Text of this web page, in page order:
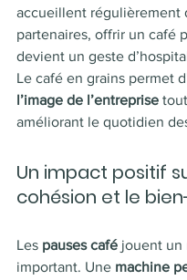
accueillent régulièrement
partenaires, offrir un café
devient un geste
Le café en grains permet
l’image de l’entreprise
améliorant le quotidien
Un impact positif
cohésion et le
Les pauses café jouent un
important. Une machine